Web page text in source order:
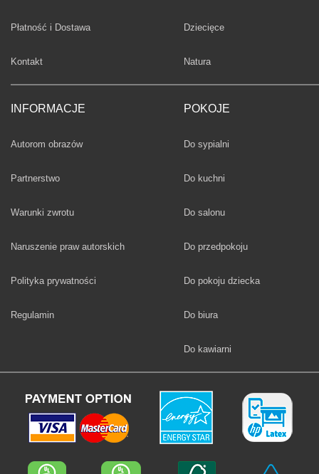
Płatność i Dostawa
Kontakt
INFORMACJE
Autorom obrazów
Partnerstwo
Warunki zwrotu
Naruszenie praw autorskich
Polityka prywatności
Regulamin
Fototapety
Dziecięce
Fototapety
Natura
POKOJE
Fototapety
Do sypialni
Fototapety
Do kuchni
Fototapety
Do salonu
Fototapety
Do przedpokoju
Fototapety
Do pokoju dziecka
Fototapety
Do biura
Fototapety
Do kawiarni